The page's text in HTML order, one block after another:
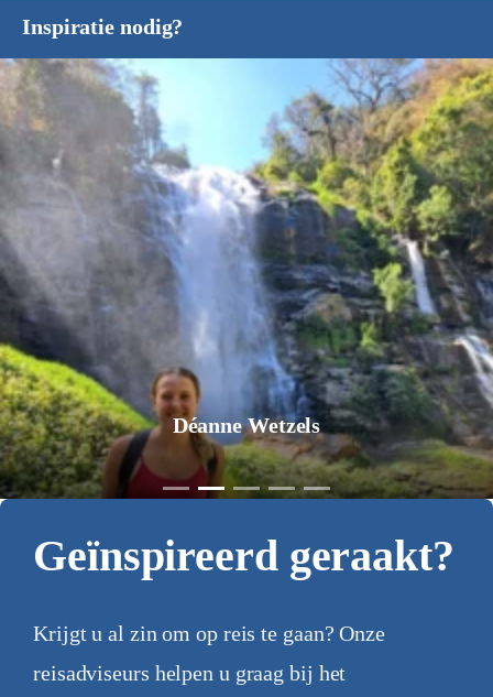
Inspiratie nodig?
Jurgen Pol
Geïnspireerd geraakt?
Krijgt u al zin om op reis te gaan? Onze
reisadviseurs helpen u graag bij het